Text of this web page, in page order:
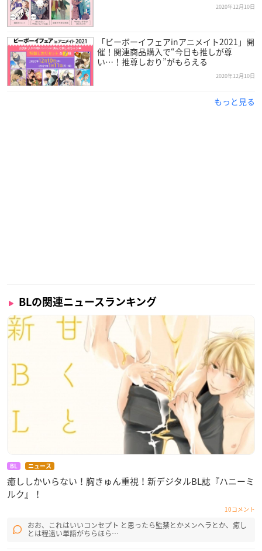
アメリカ南部在住。
もともとニューヨークタイムズ紙のベストセラーリストに名を
連ねる作家だが、そちらとは別に「ライラ・ペース」名義でも
作品を発表。
イタリアや英国で暮らしたことがあり、英国の映画俳優たちが
お気に入り。
【発行】
株式会社新書館
▼ご予約・ご購入はこちらから
Amazon
2020年12月10日
「ビーボーイフェアinアニメイト2021」開
催！関連商品購入で“今日も推しが尊
い…！推尊しおり”がもらえる
2020年12月10日
もっと見る
BLの関連ニュースランキング
BL ニュース
癒ししかいらない！胸きゅん重視！新デジタルBL誌『ハニーミ
ルク』！
10コメント
おお、これはいいコンセプト と思ったら監禁とかメンヘラとか、癒し
とは程遠い単語がちらほら…